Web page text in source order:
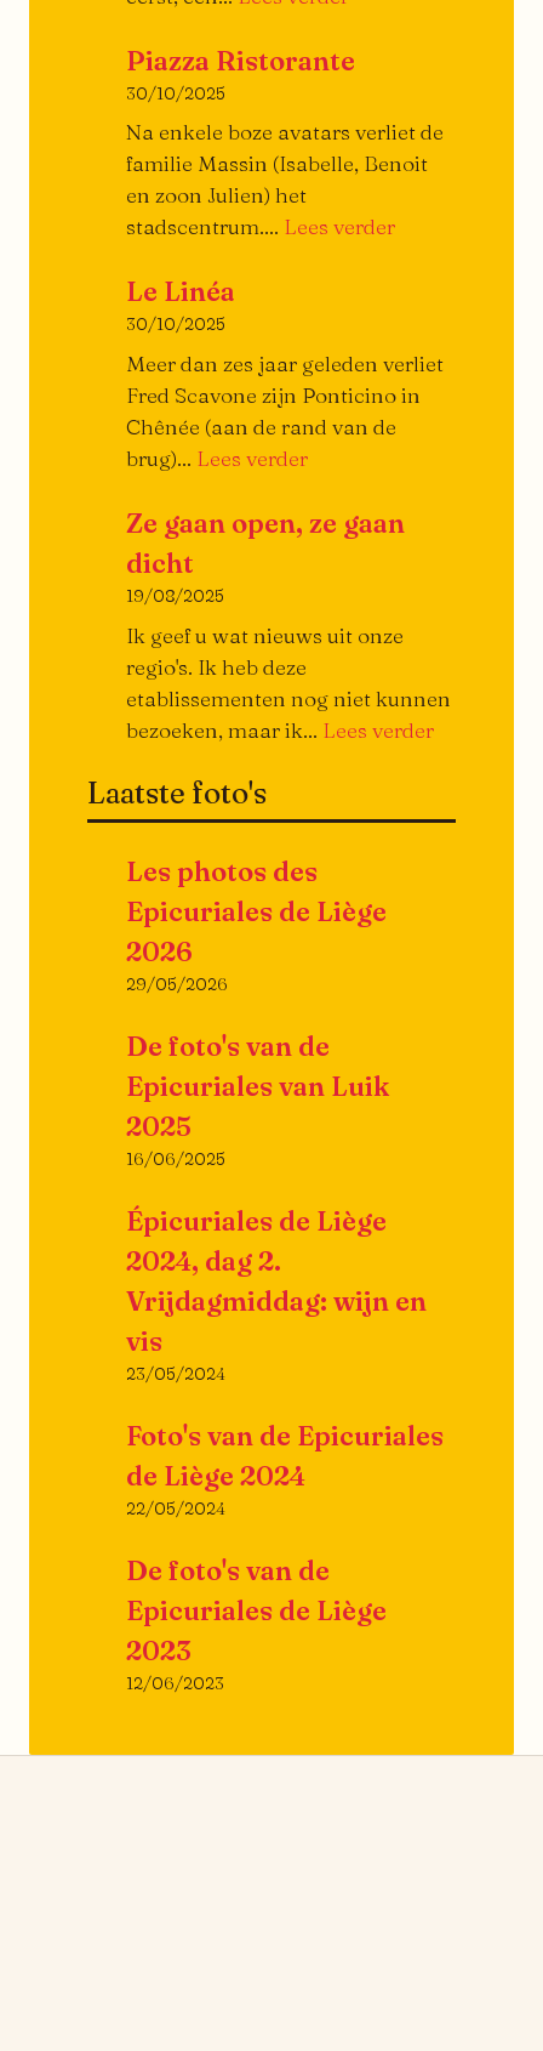
traktaat
burger
Piazza Ristorante
30/10/2025
Na enkele boze avatars verliet de
familie Massin (Isabelle, Benoit
en zoon Julien) het
stadscentrum.... Lees verderPiazza
Le Linéa
30/10/2025
Meer dan zes jaar geleden verliet
Fred Scavone zijn Ponticino in
Chênée (aan de rand van de
brug)... Lees verderDe
Ze gaan open, ze gaan
dicht
19/08/2025
Ik geef u wat nieuws uit onze
regio's. Ik heb deze
etablissementen nog niet kunnen
bezoeken, maar ik... Lees verderZe
ze
Laatste foto's
Les photos des
Epicuriales de Liège
2026
29/05/2026
De foto's van de
Epicuriales van Luik
2025
16/06/2025
Épicuriales de Liège
2024, dag 2.
Vrijdagmiddag: wijn en
vis
23/05/2024
Foto's van de Epicuriales
de Liège 2024
22/05/2024
De foto's van de
Epicuriales de Liège
2023
12/06/2023